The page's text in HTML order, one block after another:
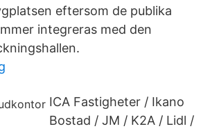
eftersom de publika
integreras med den
ICA Fastigheter / Ikano
Bostad / JM / K2A / Lidl /